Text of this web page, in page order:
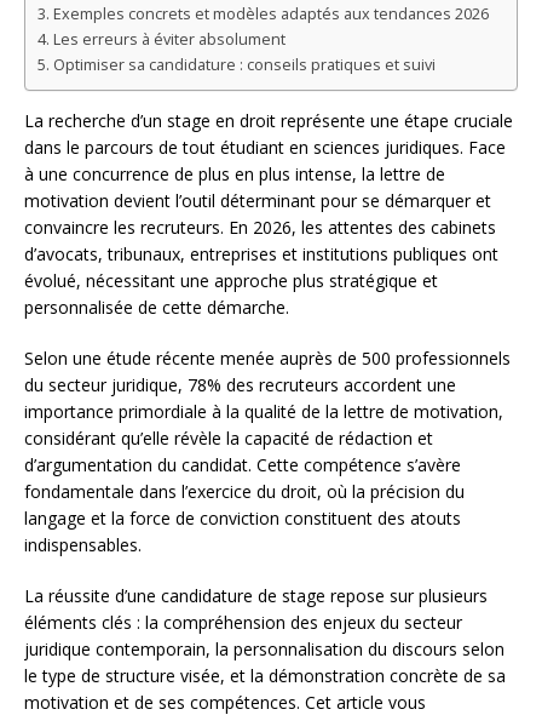
Exemples concrets et modèles adaptés aux tendances 2026
Les erreurs à éviter absolument
Optimiser sa candidature : conseils pratiques et suivi
La recherche d’un stage en droit représente une étape cruciale
dans le parcours de tout étudiant en sciences juridiques. Face
à une concurrence de plus en plus intense, la lettre de
motivation devient l’outil déterminant pour se démarquer et
convaincre les recruteurs. En 2026, les attentes des cabinets
d’avocats, tribunaux, entreprises et institutions publiques ont
évolué, nécessitant une approche plus stratégique et
personnalisée de cette démarche.
Selon une étude récente menée auprès de 500 professionnels
du secteur juridique, 78% des recruteurs accordent une
importance primordiale à la qualité de la lettre de motivation,
considérant qu’elle révèle la capacité de rédaction et
d’argumentation du candidat. Cette compétence s’avère
fondamentale dans l’exercice du droit, où la précision du
langage et la force de conviction constituent des atouts
indispensables.
La réussite d’une candidature de stage repose sur plusieurs
éléments clés : la compréhension des enjeux du secteur
juridique contemporain, la personnalisation du discours selon
le type de structure visée, et la démonstration concrète de sa
motivation et de ses compétences. Cet article vous